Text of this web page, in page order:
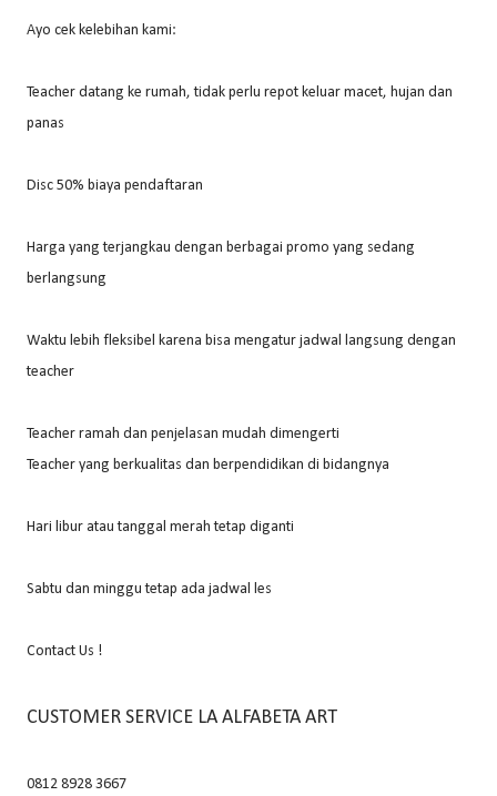
Ayo cek kelebihan kami:
Teacher datang ke rumah, tidak perlu repot keluar macet, hujan dan
panas
Disc 50% biaya pendaftaran
Harga yang terjangkau dengan berbagai promo yang sedang
berlangsung
Waktu lebih fleksibel karena bisa mengatur jadwal langsung dengan
teacher
Teacher ramah dan penjelasan mudah dimengerti
Teacher yang berkualitas dan berpendidikan di bidangnya
Hari libur atau tanggal merah tetap diganti
Sabtu dan minggu tetap ada jadwal les
Contact Us !
CUSTOMER SERVICE LA ALFABETA ART
0812 8928 3667